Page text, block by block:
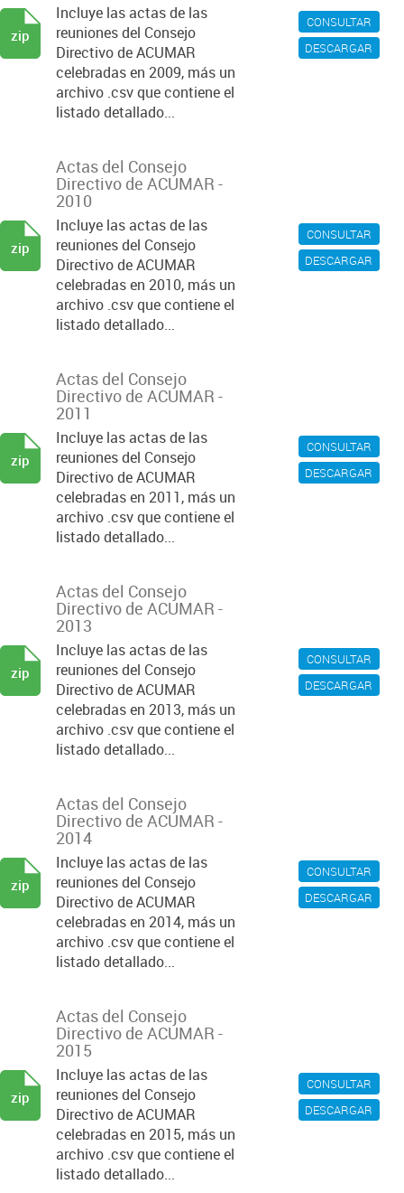
CONSULTAR
DESCARGAR
Incluye las actas de las
reuniones del Consejo
Directivo de ACUMAR
celebradas en 2009, más un
archivo .csv que contiene el
listado detallado...
zip
CONSULTAR
DESCARGAR
Actas del Consejo
Directivo de ACUMAR -
2010
Incluye las actas de las
reuniones del Consejo
Directivo de ACUMAR
celebradas en 2010, más un
archivo .csv que contiene el
listado detallado...
zip
CONSULTAR
DESCARGAR
Actas del Consejo
Directivo de ACUMAR -
2011
Incluye las actas de las
reuniones del Consejo
Directivo de ACUMAR
celebradas en 2011, más un
archivo .csv que contiene el
listado detallado...
zip
CONSULTAR
DESCARGAR
Actas del Consejo
Directivo de ACUMAR -
2013
Incluye las actas de las
reuniones del Consejo
Directivo de ACUMAR
celebradas en 2013, más un
archivo .csv que contiene el
listado detallado...
zip
CONSULTAR
DESCARGAR
Actas del Consejo
Directivo de ACUMAR -
2014
Incluye las actas de las
reuniones del Consejo
Directivo de ACUMAR
celebradas en 2014, más un
archivo .csv que contiene el
listado detallado...
zip
CONSULTAR
DESCARGAR
Actas del Consejo
Directivo de ACUMAR -
2015
Incluye las actas de las
reuniones del Consejo
Directivo de ACUMAR
celebradas en 2015, más un
archivo .csv que contiene el
listado detallado...
zip